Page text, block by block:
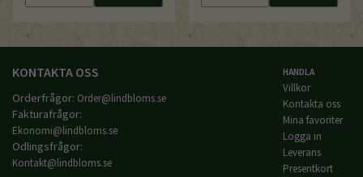
KONTAKTA OSS
Orderfrågor: Order@lindbloms.se
Fakturafrågor:
Ekonomi@lindbloms.se
Odlingsfrågor:
Kontakt@lindbloms.se
HANDLA
Villkor
Kontakta oss
Mina favoriter
Logga in
Leverans
Presentkort